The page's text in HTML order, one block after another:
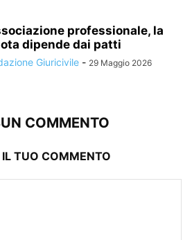
professionale, la
dipende dai patti
Giuricivile - 29 Maggio 2026
COMMENTO
IL TUO COMMENTO